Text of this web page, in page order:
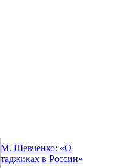
М. Шевченко: «О
таджиках в России»